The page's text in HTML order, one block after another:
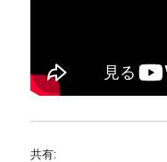
共有: